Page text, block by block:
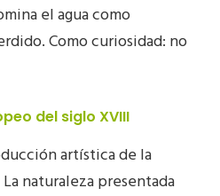
el agua como
Como curiosidad: no
del siglo XVIII
artística de la
naturaleza presentada